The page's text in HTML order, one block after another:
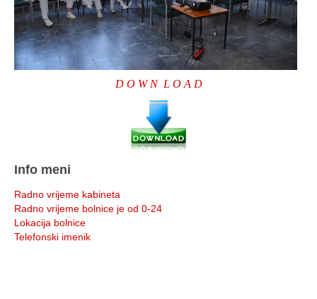
D O W N L O A D
Info meni
Radno vrijeme kabineta
Radno vrijeme bolnice je od 0-24
Lokacija bolnice
Telefonski imenik